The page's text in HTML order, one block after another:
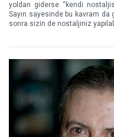
yoldan giderse “kendi
Sayın sayesinde bu kavram da
sonra sizin de nostaljiniz